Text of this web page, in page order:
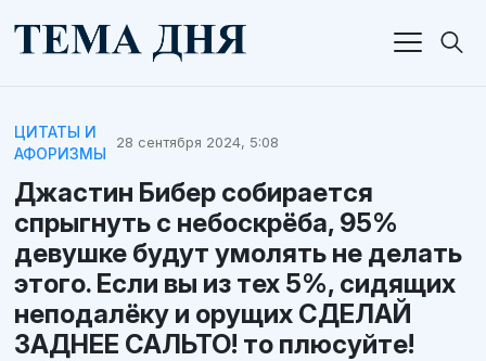
ЦИТАТЫ И
АФОРИЗМЫ
28 сентября 2024, 5:08
Джастин Бибер собирается
спрыгнуть с небоскрёба, 95%
девушке будут умолять не делать
этого. Если вы из тех 5%, сидящих
неподалёку и орущих СДЕЛАЙ
ЗАДНЕЕ САЛЬТО! то плюсуйте!